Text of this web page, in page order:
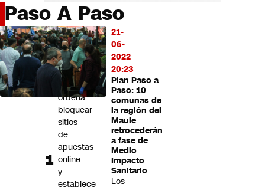
País
Mundo
Negocios
Deportes
Programas completos
Cultura
CNN tiempo
Futuro 360
Paso A Paso
21-
06-
2022
20:23
Plan Paso a
Paso: 10
comunas de
la región del
Maule
retrocederán
a fase de
Medio
Impacto
Sanitario
Los
LO
MÁS
LEÍDO
Tribunal
ordena
bloquear
sitios
de
apuestas
online
y
establece